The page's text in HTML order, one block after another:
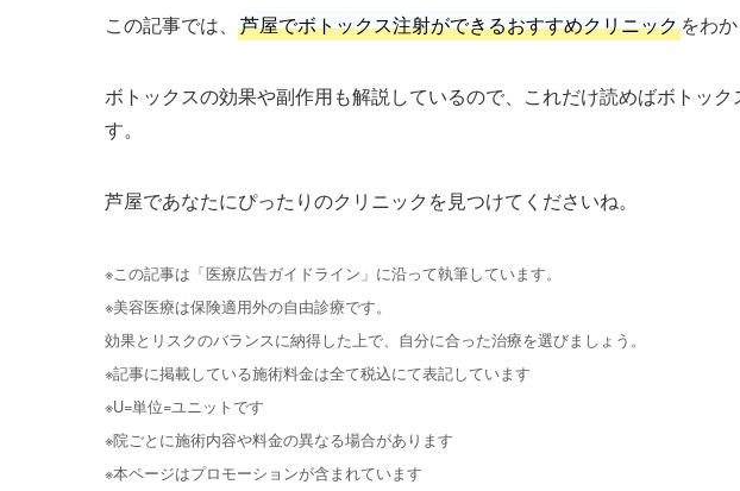
この記事では、 芦屋でボトックス注射ができるおすすめクリニックをわ
ボトックスの効果や副作用も解説しているので、これだけ読めばボトッ
す。
芦屋であなたにぴったりのクリニックを見つけてくださいね。
※この記事は「医療広告ガイドライン」に沿って執筆しています。
※美容医療は保険適用外の自由診療です。
効果とリスクのバランスに納得した上で、自分に合った治療を選びましょう。
※記事に掲載している施術料金は全て税込にて表記しています
※U=単位=ユニットです
※院ごとに施術内容や料金の異なる場合があります
※本ページはプロモーションが含まれています